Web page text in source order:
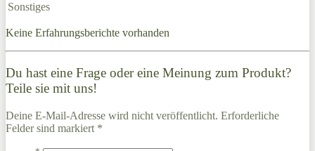
Sonstiges
Keine Erfahrungsberichte vorhanden
Du hast eine Frage oder eine Meinung zum Produkt?
Teile sie mit uns!
Deine E-Mail-Adresse wird nicht veröffentlicht. Erforderliche
Felder sind markiert *